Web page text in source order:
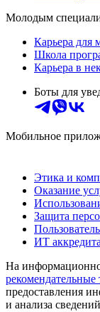
Молодым
Карьера для
Школа
Карьера в
Боты для
Мобильное
Этика и
Оказание
Защита
ИТ
На
рекомендательные
предоставления
и анализа